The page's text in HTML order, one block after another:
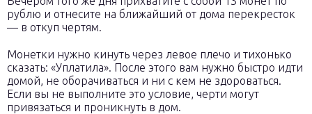
рублю и отнесите на ближайший от дома перекресток
— в откуп чертям.
Монетки нужно кинуть через левое плечо и тихонько
сказать: «Уплатила». После этого вам нужно быстро идти
домой, не оборачиваться и ни с кем не здороваться.
Если вы не выполните это условие, черти могут
привязаться и проникнуть в дом.